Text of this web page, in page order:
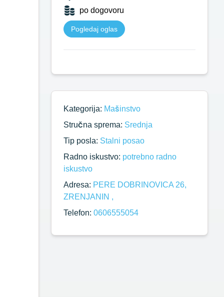
po dogovoru
Pogledaj oglas
Kategorija: Mašinstvo
Stručna sprema: Srednja
Tip posla: Stalni posao
Radno iskustvo: potrebno radno
iskustvo
Adresa: PERE DOBRINOVICA 26,
ZRENJANIN ,
Telefon: 0606555054